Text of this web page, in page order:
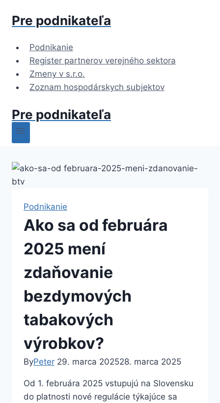
Pre podnikateľa
Podnikanie
Register partnerov verejného sektora
Zmeny v s.r.o.
Zoznam hospodárskych subjektov
Pre podnikateľa
Podnikanie
Ako sa od februára
2025 mení
zdaňovanie
bezdymových
tabakových
výrobkov?
ByPeter 29. marca 202528. marca 2025
Od 1. februára 2025 vstupujú na Slovensku
do platnosti nové regulácie týkajúce sa